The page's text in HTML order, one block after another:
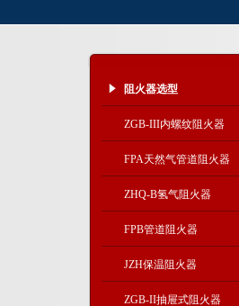
阻火器选型
ZGB-III内螺纹阻火器
FPA天然气管道阻火器
ZHQ-B氢气阻火器
FPB管道阻火器
JZH保温阻火器
ZGB-II抽屉式阻火器